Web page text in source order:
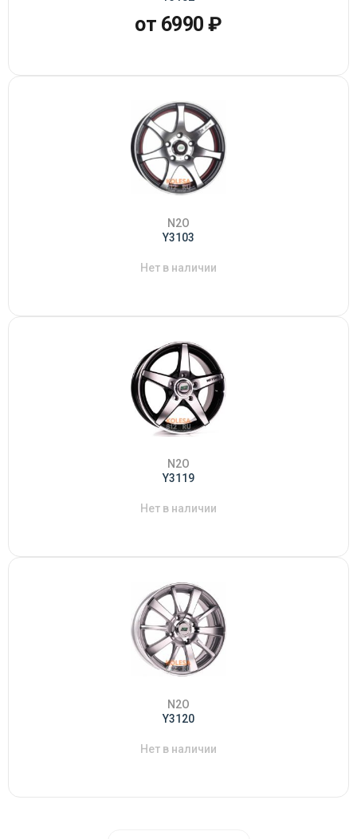
от 6990 ₽
N2O
Y3103
Нет в наличии
N2O
Y3119
Нет в наличии
N2O
Y3120
Нет в наличии